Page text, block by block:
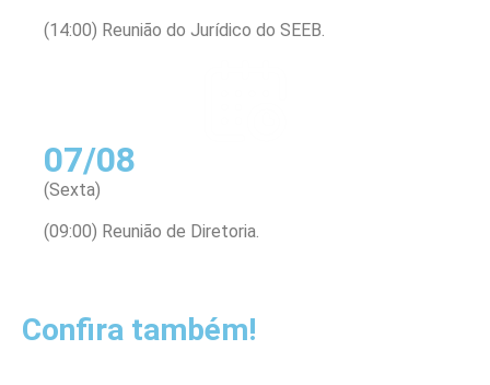
(14:00) Reunião do Jurídico do SEEB.
07/08
(Sexta)
(09:00) Reunião de Diretoria.
Confira também!